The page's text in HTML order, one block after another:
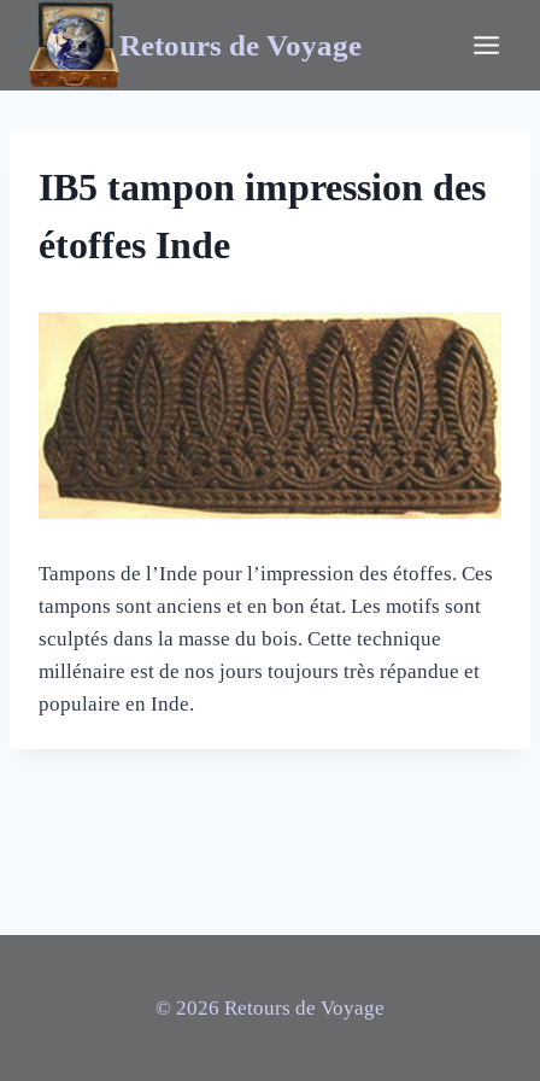
Retours de Voyage
IB5 tampon impression des
étoffes Inde
Tampons de l’Inde pour l’impression des étoffes. Ces
tampons sont anciens et en bon état. Les motifs sont
sculptés dans la masse du bois. Cette technique
millénaire est de nos jours toujours très répandue et
populaire en Inde.
© 2026 Retours de Voyage